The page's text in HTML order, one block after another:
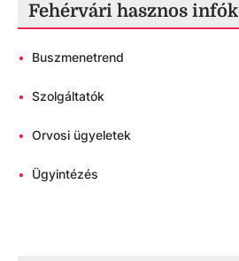
Fehérvári hasznos infók
• Buszmenetrend
• Szolgáltatók
• Orvosi ügyeletek
• Ügyintézés